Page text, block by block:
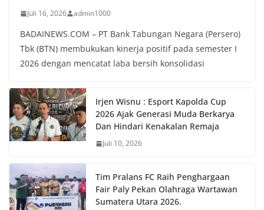
Juli 16, 2026 admin1000
BADAINEWS.COM – PT Bank Tabungan Negara (Persero)
Tbk (BTN) membukukan kinerja positif pada semester I
2026 dengan mencatat laba bersih konsolidasi
Irjen Wisnu : Esport Kapolda Cup
2026 Ajak Generasi Muda Berkarya
Dan Hindari Kenakalan Remaja
Juli 10, 2026
Tim Pralans FC Raih Penghargaan
Fair Paly Pekan Olahraga Wartawan
Sumatera Utara 2026.